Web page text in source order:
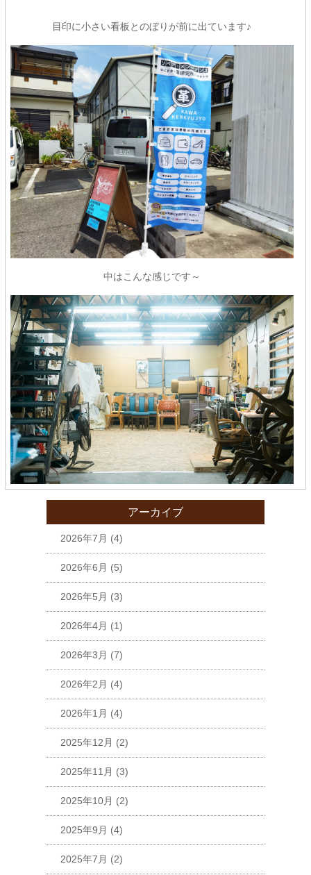
目印に小さい看板とのぼりが前に出ています♪
中はこんな感じです～
アーカイブ
2026年7月 (4)
2026年6月 (5)
2026年5月 (3)
2026年4月 (1)
2026年3月 (7)
2026年2月 (4)
2026年1月 (4)
2025年12月 (2)
2025年11月 (3)
2025年10月 (2)
2025年9月 (4)
2025年7月 (2)